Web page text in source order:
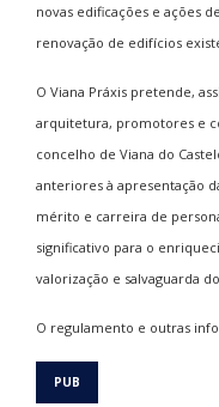
novas edificações e ações
renovação de edifícios
O Viana Práxis pretende,
arquitetura, promotores e
concelho de Viana do
anteriores à apresentação
mérito e carreira de
significativo para o
valorização e salvaguarda
O regulamento e outras